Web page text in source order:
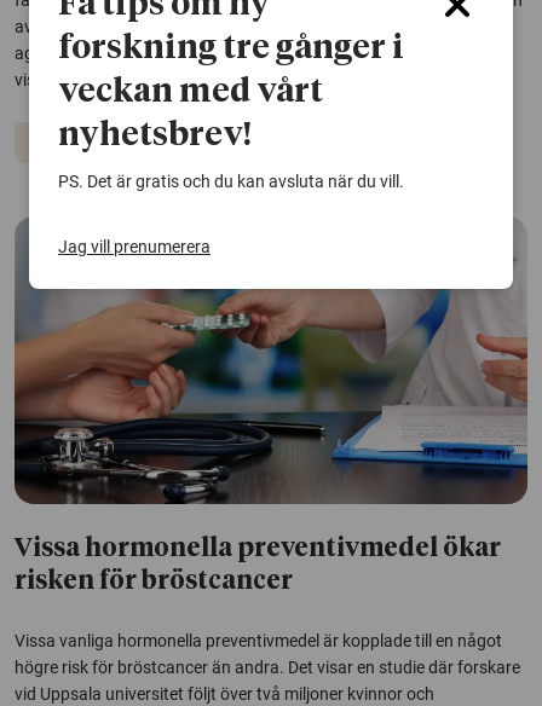
av cancrarna som hann utvecklas var färre allvarliga och
aggressiva. Det visar slutresultaten ur en studie som redan tidigare
visat att AI-stöd bidrar till 29...
Bröstcancer Artificiell intelligens
Vissa hormonella preventivmedel ökar
risken för bröstcancer
Vissa vanliga hormonella preventivmedel är kopplade till en något
högre risk för bröstcancer än andra. Det visar en studie där forskare
vid Uppsala universitet följt över två miljoner kvinnor och
forskning tre gånger i
veckan med vårt
nyhetsbrev!
PS. Det är gratis och du kan avsluta när du vill.
Jag vill prenumerera